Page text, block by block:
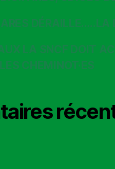
DÉRAILLE…..LA
LA SNCF DOIT
CHEMINOT·ES